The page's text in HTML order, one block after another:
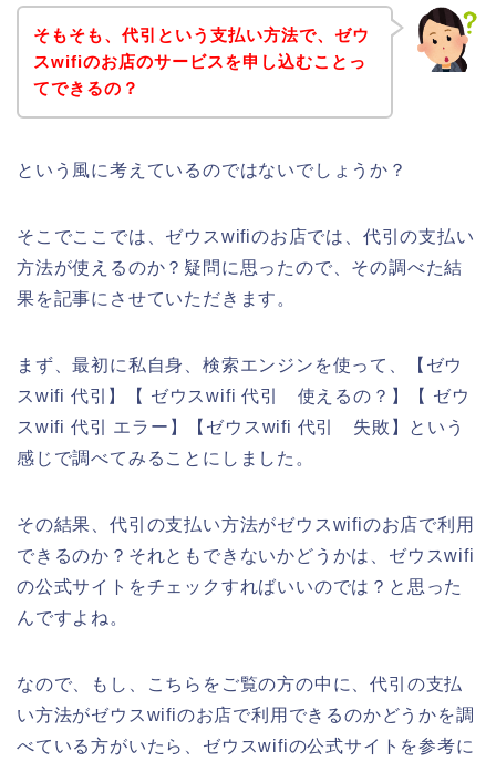
そもそも、代引という支払い方法で、ゼウ
スwifiのお店のサービスを申し込むことっ
てできるの？
という風に考えているのではないでしょうか？
そこでここでは、ゼウスwifiのお店では、代引の支払い
方法が使えるのか？疑問に思ったので、その調べた結
果を記事にさせていただきます。
まず、最初に私自身、検索エンジンを使って、【ゼウ
スwifi 代引】【 ゼウスwifi 代引 使えるの？】【 ゼウ
スwifi 代引 エラー】【ゼウスwifi 代引 失敗】という
感じで調べてみることにしました。
その結果、代引の支払い方法がゼウスwifiのお店で利用
できるのか？それともできないかどうかは、ゼウスwifi
の公式サイトをチェックすればいいのでは？と思った
んですよね。
なので、もし、こちらをご覧の方の中に、代引の支払
い方法がゼウスwifiのお店で利用できるのかどうかを調
べている方がいたら、ゼウスwifiの公式サイトを参考に